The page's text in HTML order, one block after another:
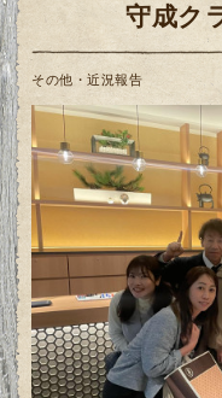
守成ク
その他・近況報告